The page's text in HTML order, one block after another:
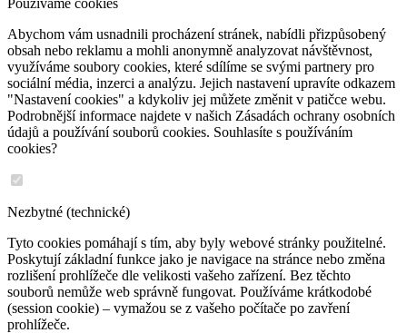
Abychom vám usnadnili procházení stránek, nabídli přizpůsobený
obsah nebo reklamu a mohli anonymně analyzovat návštěvnost,
využíváme soubory cookies, které sdílíme se svými partnery pro
sociální média, inzerci a analýzu. Jejich nastavení upravíte odkazem
"Nastavení cookies" a kdykoliv jej můžete změnit v patičce webu.
Podrobnější informace najdete v našich Zásadách ochrany osobních
údajů a používání souborů cookies. Souhlasíte s používáním
cookies?
Nezbytné (technické)
Tyto cookies pomáhají s tím, aby byly webové stránky použitelné.
Poskytují základní funkce jako je navigace na stránce nebo změna
rozlišení prohlížeče dle velikosti vašeho zařízení. Bez těchto
souborů nemůže web správně fungovat. Používáme krátkodobé
(session cookie) – vymažou se z vašeho počítače po zavření
prohlížeče.